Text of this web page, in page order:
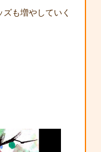
も増やしていく